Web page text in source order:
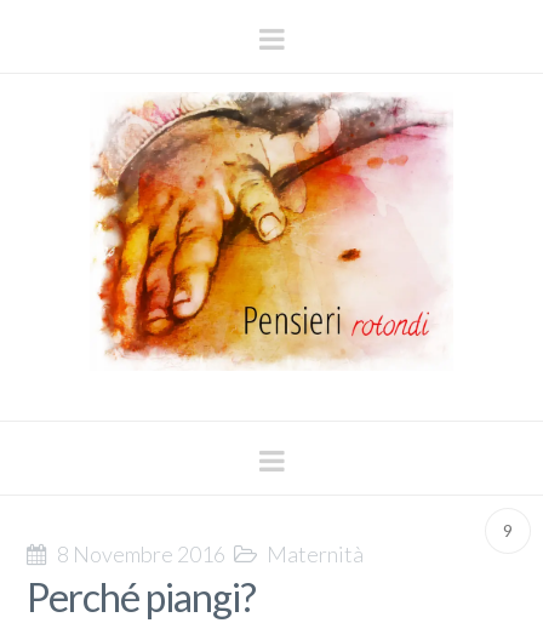
Navigation
Navigation
9
8 Novembre 2016 Maternità
Perché piangi?